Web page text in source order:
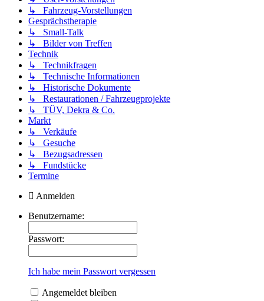
↳ Fahrzeug-Vorstellungen
Gesprächstherapie
↳ Small-Talk
↳ Bilder von Treffen
Technik
↳ Technikfragen
↳ Technische Informationen
↳ Historische Dokumente
↳ Restaurationen / Fahrzeugprojekte
↳ TÜV, Dekra & Co.
Markt
↳ Verkäufe
↳ Gesuche
↳ Bezugsadressen
↳ Fundstücke
Termine
Anmelden
Benutzername:
Passwort:
Ich habe mein Passwort vergessen
Angemeldet bleiben